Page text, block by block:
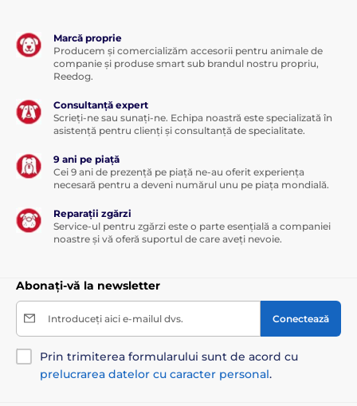
Marcă proprie
Producem și comercializăm accesorii pentru animale de
companie și produse smart sub brandul nostru propriu,
Reedog.
Consultanță expert
Scrieți-ne sau sunați-ne. Echipa noastră este specializată în
asistență pentru clienți și consultanță de specialitate.
9 ani pe piață
Cei 9 ani de prezență pe piață ne-au oferit experiența
necesară pentru a deveni numărul unu pe piața mondială.
Reparații zgărzi
Service-ul pentru zgărzi este o parte esențială a companiei
noastre și vă oferă suportul de care aveți nevoie.
Abonați-vă la newsletter
Introduceți aici e-mailul dvs. Conectează
Prin trimiterea formularului sunt de acord cu
prelucrarea datelor cu caracter personal.